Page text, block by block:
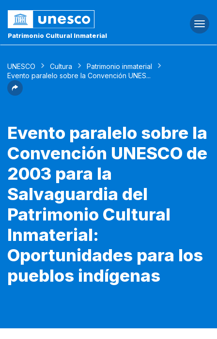
Patrimonio Cultural Inmaterial
UNESCO Cultura
Patrimonio inmaterial
Evento paralelo sobre la Convención UNES...
Evento paralelo sobre la
Convención UNESCO de
2003 para la
Salvaguardia del
Patrimonio Cultural
Inmaterial:
Oportunidades para los
pueblos indígenas